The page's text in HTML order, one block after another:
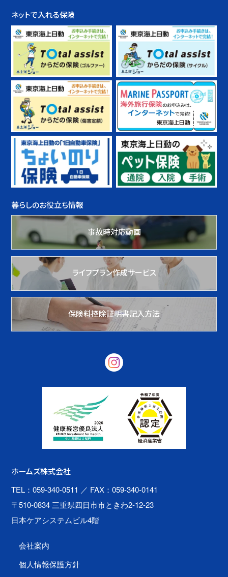
ネットで入れる保険
暮らしのお役立ち情報
事故時対応動画
ライフプラン作成サービス
保険料控除証明書記入方法
ホームズ株式会社
TEL：059-340-0511 ／ FAX：059-340-0141
〒510-0834 三重県四日市市ときわ2-12-23
日本ケアシステムビル4階
会社案内
個人情報保護方針